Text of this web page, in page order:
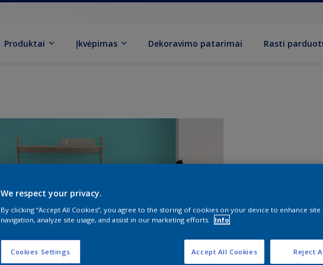
Produktai Įkvėpimas Dekoravimo patarimai Rasti
Dydis
We respect your privacy.
By clicking “Accept All Cookies”, you agree to the storing of cookies on your device to enhance site
navigation, analyze site usage, and assist in our marketing efforts.
Info
Cookies Settings Reject
Accept All Cookies